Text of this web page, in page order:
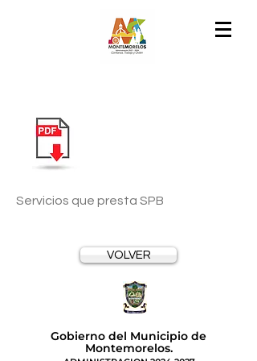
Servicios que presta SPB
VOLVER
Gobierno del Municipio de
Montemorelos.